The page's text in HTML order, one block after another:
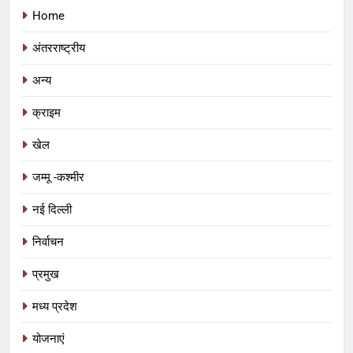
Home
अंतरराष्ट्रीय
अन्य
क्राइम
खेल
जम्मू -कश्मीर
नई दिल्ली
निर्वाचन
प्रमुख
मध्य प्रदेश
योजनाएं
5